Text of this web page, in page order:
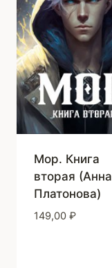
Мор. Книга
вторая (Анна
Платонова)
149,00 ₽